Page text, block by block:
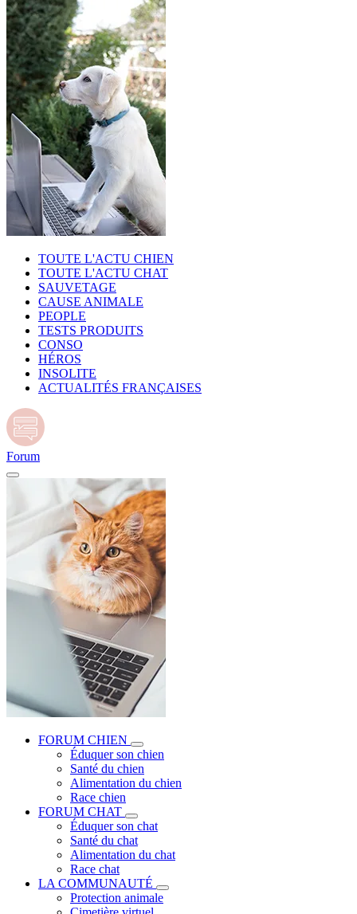
TOUTE L'ACTU CHIEN
TOUTE L'ACTU CHAT
SAUVETAGE
CAUSE ANIMALE
PEOPLE
TESTS PRODUITS
CONSO
HÉROS
INSOLITE
ACTUALITÉS FRANÇAISES
Forum
FORUM CHIEN
Éduquer son chien
Santé du chien
Alimentation du chien
Race chien
FORUM CHAT
Éduquer son chat
Santé du chat
Alimentation du chat
Race chat
LA COMMUNAUTÉ
Protection animale